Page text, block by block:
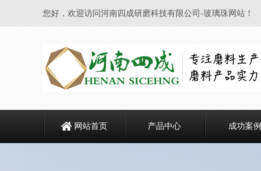
您好，欢迎访问河南四成研磨科技有限公司-玻璃珠网站！
网站首页 产品中心 成功案例